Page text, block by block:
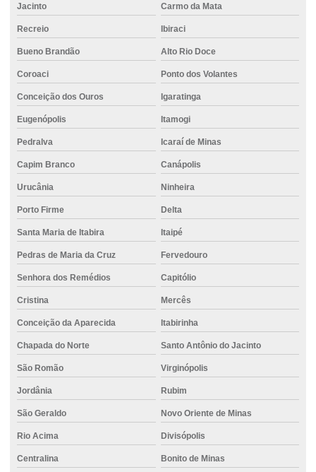
Fornecimento de cimento para construção de parede
Fornecimento de cimento ensacado para obra
Fornecimento de cimento para obras comerciais
Fornecimento de cimento para obras de pavimentação
Fornecimento de cimento de qualidade para obras
Fornecimento de concreto armado
Fundação para áreas urbanas
Fundação com controle técnico
Fundação para edifícios altos
Fundação de estaca escavada
Fundação de estaca hélice
Fundação de estaca hélice contínua
Fundação de estaca strauss
Fundação com estacas de concreto
Fundação hélice contínua
Fundação com perfuração controlada
Jacinto Carmo da Mata
Recreio Ibiraci
Bueno Brandão Alto Rio Doce
Coroaci Ponto dos Volantes
Conceição dos Ouros Igaratinga
Eugenópolis Itamogi
Pedralva Icaraí de Minas
Capim Branco Canápolis
Urucânia Ninheira
Porto Firme Delta
Santa Maria de Itabira Itaipé
Pedras de Maria da Cruz Fervedouro
Senhora dos Remédios Capitólio
Cristina Mercês
Conceição da Aparecida Itabirinha
Chapada do Norte Santo Antônio do Jacinto
São Romão Virginópolis
Jordânia Rubim
São Geraldo Novo Oriente de Minas
Rio Acima Divisópolis
Centralina Bonito de Minas